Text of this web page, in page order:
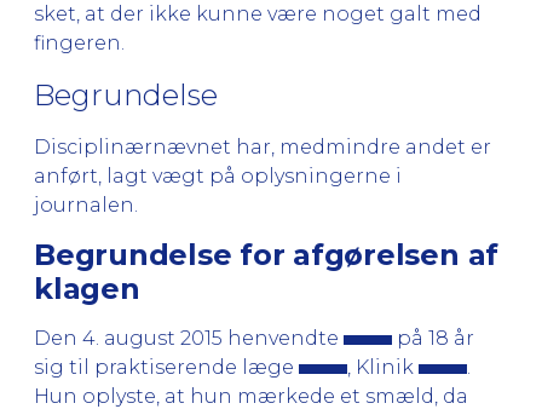
sket, at der ikke kunne være noget galt med
fingeren.
Begrundelse
Disciplinærnævnet har, medmindre andet er
anført, lagt vægt på oplysningerne i
journalen.
Begrundelse for afgørelsen af
klagen
Den 4. august 2015 henvendte
på 18 år
sig til praktiserende læge
, Klinik
Hun oplyste, at hun mærkede et smæld, da